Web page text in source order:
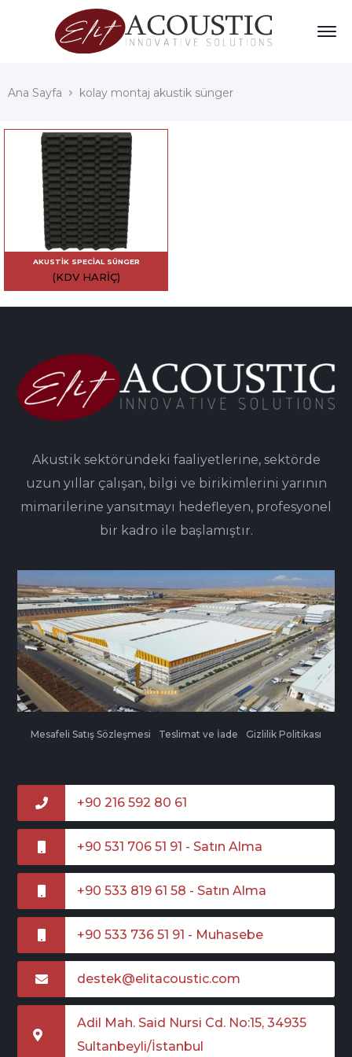
Ana Sayfa kolay montaj akustik sünger
AKUSTIK SPECIAL SÜNGER
(KDV HARIÇ)
Akustik sektöründeki faaliyetlerine, sektörde
uzun yıllar çalışan, bilgi ve birikimlerini yarının
mimarilerine yansıtmayı hedefleyen, profesyonel
bir kadro ile başlamıştır.
Mesafeli Satış Sözleşmesi Teslimat ve İade Gizlilik Politikası
+90 216 592 80 61
+90 531 706 51 91 - Satın Alma
+90 533 819 61 58 - Satın Alma
+90 533 736 51 91 - Muhasebe
destek@elitacoustic.com
Adil Mah. Said Nursi Cd. No:15, 34935
Sultanbeyli/İstanbul